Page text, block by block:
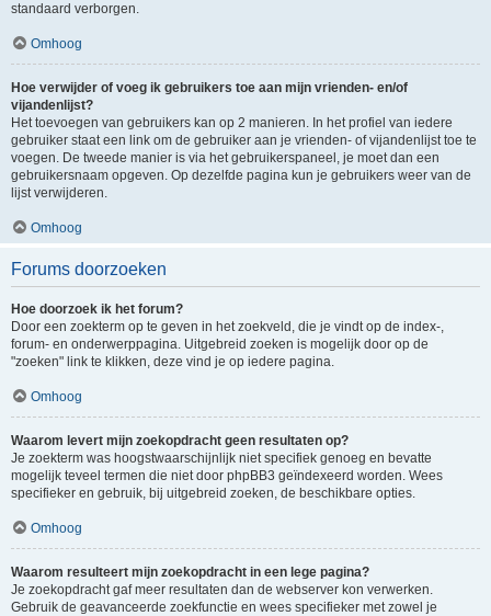
standaard verborgen.
Omhoog
Hoe verwijder of voeg ik gebruikers toe aan mijn vrienden- en/of
vijandenlijst?
Het toevoegen van gebruikers kan op 2 manieren. In het profiel van iedere
gebruiker staat een link om de gebruiker aan je vrienden- of vijandenlijst toe te
voegen. De tweede manier is via het gebruikerspaneel, je moet dan een
gebruikersnaam opgeven. Op dezelfde pagina kun je gebruikers weer van de
lijst verwijderen.
Omhoog
Forums doorzoeken
Hoe doorzoek ik het forum?
Door een zoekterm op te geven in het zoekveld, die je vindt op de index-,
forum- en onderwerppagina. Uitgebreid zoeken is mogelijk door op de
"zoeken" link te klikken, deze vind je op iedere pagina.
Omhoog
Waarom levert mijn zoekopdracht geen resultaten op?
Je zoekterm was hoogstwaarschijnlijk niet specifiek genoeg en bevatte
mogelijk teveel termen die niet door phpBB3 geïndexeerd worden. Wees
specifieker en gebruik, bij uitgebreid zoeken, de beschikbare opties.
Omhoog
Waarom resulteert mijn zoekopdracht in een lege pagina?
Je zoekopdracht gaf meer resultaten dan de webserver kon verwerken.
Gebruik de geavanceerde zoekfunctie en wees specifieker met zowel je